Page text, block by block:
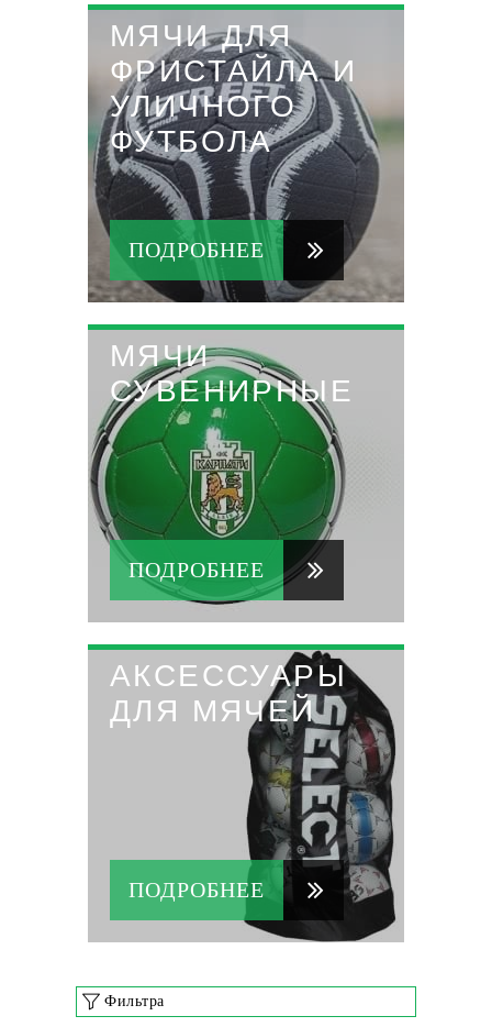
МЯЧИ ДЛЯ
ФРИСТАЙЛА И
УЛИЧНОГО
ФУТБОЛА
ПОДРОБНЕЕ
МЯЧИ
СУВЕНИРНЫЕ
ПОДРОБНЕЕ
АКСЕССУАРЫ
ДЛЯ МЯЧЕЙ
ПОДРОБНЕЕ
Фильтра